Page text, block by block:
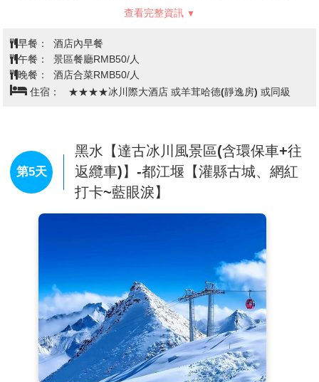
布、鈣華彩池為主要特色，景區由紮嘎瀑布和二道海兩
的多種自然景觀的地質博物館。山、水、林在這裡巧妙
地融為一體，是世界級的風景名勝區，被列入聯合
國“世界生物圈保護區”、“世界自然遺產”綠色環球。
【紮嘎瀑布】 號稱“中華第一鈣華瀑布”。景區溝長5公
體瀑布，又為一固體瀑布。所謂固體瀑布，指其整個瀑
面河為一鈣華體。這個鈣華體猶如彩色液體飛流直下，
而鈣華體上的水卻清澈明亮，其岩壁呈黃褐色。瀑布上
游為一湖泊，下游為階梯式河床。紮嘎瀑布高104米、
寬35米、以每秒23米的流速從巨大的鈣華梯坎飛瀉而
風輕飄的水霧彌漫整個山谷、夏季瀑布被道道彩虹裝
點。冬季則掛上華麗閃爍、氣派非凡、晶瑩剔透的冰
簾、整個瀑布一瀉三階，第一階中間有一水簾溶洞，洞
內大廳高6米，面積約50平方米，廳內鐘乳石遍佈，似
寶塔、似竹筍、玲瓏剔透形狀逼真。瀑布下游約4公里
的山溪內，清澈的流水隨著地勢的高低落差渾然而為串
珠似的環形彩池，池水從魚鱗疊置的環形鈣華堤坎翻滾
下來，跌岩成層層的環形瀑布，一池一瀑、珠連玉串，
查看完整資訊
早餐：
酒店內早餐
午餐：
景區餐廳RMB50/人
晚餐：
酒店合菜RMB50/人
住宿：
★★★★冰川際大酒店 或羊茸哈德(靜逸房) 或同級
第5天
黑水【達古冰川風景區(含環保車+往
返纜車)】-都江堰【灌縣古城、網紅
打卡~藍眼淚】